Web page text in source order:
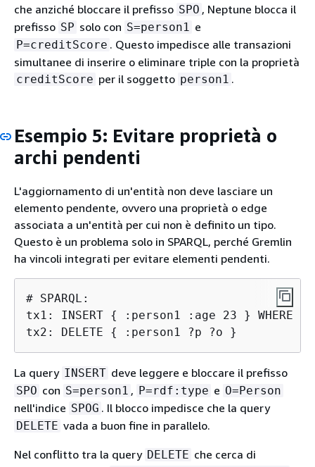
che anziché bloccare il prefisso SPO , Neptune blocca il
prefisso SP solo con S=person1 e
P=creditScore . Questo impedisce alle transazioni
simultanee di inserire o eliminare triple con la proprietà
creditScore per il soggetto person1 .
Esempio 5: Evitare proprietà o
archi pendenti
L'aggiornamento di un'entità non deve lasciare un
elemento pendente, ovvero una proprietà o edge
associata a un'entità per cui non è definito un tipo.
Questo è un problema solo in SPARQL, perché Gremlin
ha vincoli integrati per evitare elementi pendenti.
# SPARQL:
tx1: INSERT { :person1 :age 23 } WHERE
tx2: DELETE { :person1 ?p ?o }
La query INSERT deve leggere e bloccare il prefisso
SPO con S=person1 , P=rdf:type e O=Person
nell'indice SPOG . Il blocco impedisce che la query
DELETE vada a buon fine in parallelo.
Nel conflitto tra la query DELETE che cerca di